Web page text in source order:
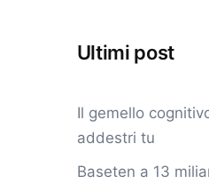
Ultimi post
Il gemello
addestri tu
Baseten a 13